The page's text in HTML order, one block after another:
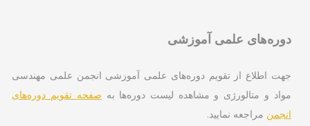
علمی آموزشی
اطلاع از تقویم دوره‌های علمی آموزشی انجمن علمی مهندسی
و متالورژی و مشاهده لیست دوره‌ها بهصفحه تقویم دوره‌های
مراجعه نمایید.